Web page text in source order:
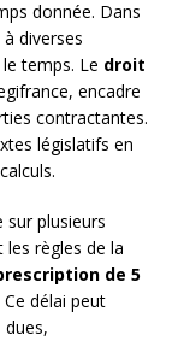
donnée. Dans
diverses
temps. Le droit
encadre
contractantes.
législatifs en
sur plusieurs
règles de la
de 5
délai peut